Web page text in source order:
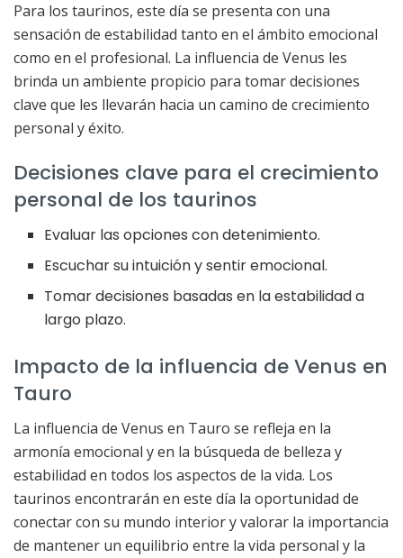
Para los taurinos, este día se presenta con una
sensación de estabilidad tanto en el ámbito emocional
como en el profesional. La influencia de Venus les
brinda un ambiente propicio para tomar decisiones
clave que les llevarán hacia un camino de crecimiento
personal y éxito.
Decisiones clave para el crecimiento
personal de los taurinos
Evaluar las opciones con detenimiento.
Escuchar su intuición y sentir emocional.
Tomar decisiones basadas en la estabilidad a
largo plazo.
Impacto de la influencia de Venus en
Tauro
La influencia de Venus en Tauro se refleja en la
armonía emocional y en la búsqueda de belleza y
estabilidad en todos los aspectos de la vida. Los
taurinos encontrarán en este día la oportunidad de
conectar con su mundo interior y valorar la importancia
de mantener un equilibrio entre la vida personal y la